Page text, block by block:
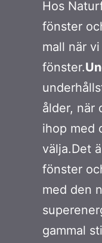
Hos
fönster
mall när
fönster.
ålder, när
ihop med
välja.Det
fönster
med den
gammal